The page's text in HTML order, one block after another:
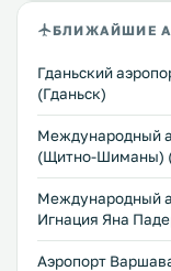
БЛИЖАЙШИЕ
Гданьский
(Гданьск)
Международный
(Щитно-Шиманы)
Международный
Игнация Яна
Аэропорт